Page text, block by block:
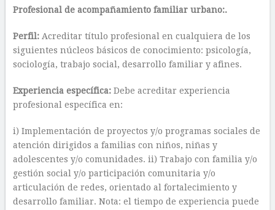
Profesional de acompañamiento familiar urbano:.
Perfil: Acreditar título profesional en cualquiera de los
siguientes núcleos básicos de conocimiento: psicología,
sociología, trabajo social, desarrollo familiar y afines.
Experiencia específica: Debe acreditar experiencia
profesional específica en:
i) Implementación de proyectos y/o programas sociales de
atención dirigidos a familias con niños, niñas y
adolescentes y/o comunidades. ii) Trabajo con familia y/o
gestión social y/o participación comunitaria y/o
articulación de redes, orientado al fortalecimiento y
desarrollo familiar. Nota: el tiempo de experiencia puede